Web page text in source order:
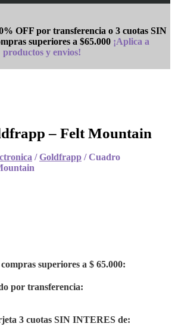
OFF por transferencia o 3 cuotas SIN
superiores a $65.000¡Aplica a
productos y envios!
– Felt Mountain
/Goldfrapp / Cuadro
superiores a $ 65.000:
por transferencia:
3 cuotas SIN INTERES de: